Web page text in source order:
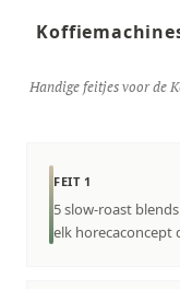
Handige feitjes voor de
FEIT 1
5 slow-roast
elk horecaconcept